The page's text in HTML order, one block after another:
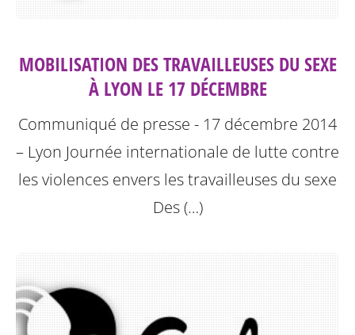
MOBILISATION DES TRAVAILLEUSES DU SEXE
À LYON LE 17 DÉCEMBRE
Communiqué de presse - 17 décembre 2014
– Lyon Journée internationale de lutte contre
les violences envers les travailleuses du sexe
Des (…)